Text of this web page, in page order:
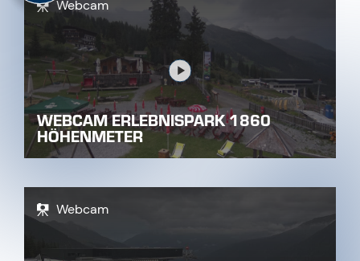
Link
Webcam
WEBCAM ERLEBNISPARK 1860
HÖHENMETER
Webcam